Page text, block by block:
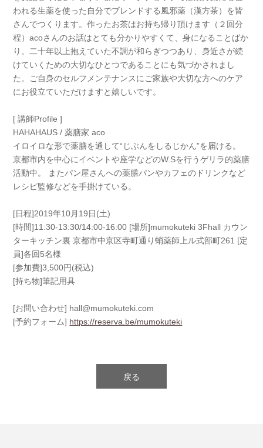
われる生薬を使った自分でブレンドする風邪薬（漢方茶）を皆
さんでつくります。作ったお茶はお持ち帰り頂けます（２回分
程）acoさんのお話はとても分かりやすくて、身になることばか
り。二十年以上抱えていた不調が和らぎつつあり、身近さが続
けていくための大切なひとつであることにも気づかされまし
た。ご自身のセルフメンテナンスにご家族や大切な方へのケア
にお役立ていただけますと嬉しいです。
[ 講師Profile ]
HAHAHAUS / 薬膳家 aco
イロイロな形で薬膳を通して“じぶんをしるじかん”を届ける。
京都市内を中心にイベントや座学などのW.Sを行うゲリラ的薬膳
活動中。 またパン屋さんへの薬膳パンやカフェのドリンクなど
レシピ監修などを手掛けている。
[日程]2019年10月19日(土)
[時間]11:30-13:30/14:00-16:00 [場所]mumokuteki 3Fhall カウン
ターキッチン裏 京都市中京区寺町通り蛸薬師上ル式部町261 [定
員]各回5名様
[参加費]3,500円(税込)
[持ち物]筆記用具
[お問い合わせ] hall@mumokuteki.com
[予約フォーム] https://reserva.be/mumokuteki
戻る